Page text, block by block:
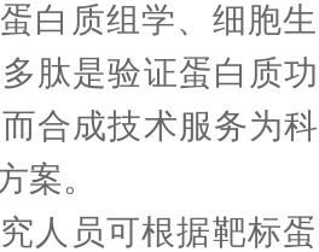
质组学、细胞生
肽是验证蛋白质
合成技术服务为
案。
员可根据靶标蛋